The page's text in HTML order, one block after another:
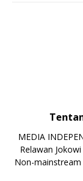
MEDIA
Relawan
Non-mainstream